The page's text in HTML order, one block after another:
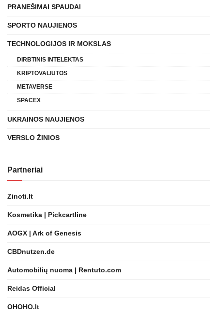
PRANEŠIMAI SPAUDAI
SPORTO NAUJIENOS
TECHNOLOGIJOS IR MOKSLAS
DIRBTINIS INTELEKTAS
KRIPTOVALIUTOS
METAVERSE
SPACEX
UKRAINOS NAUJIENOS
VERSLO ŽINIOS
Partneriai
Zinoti.lt
Kosmetika | Pickcartline
AOGX | Ark of Genesis
CBDnutzen.de
Automobilių nuoma | Rentuto.com
Reidas Official
OHOHO.lt